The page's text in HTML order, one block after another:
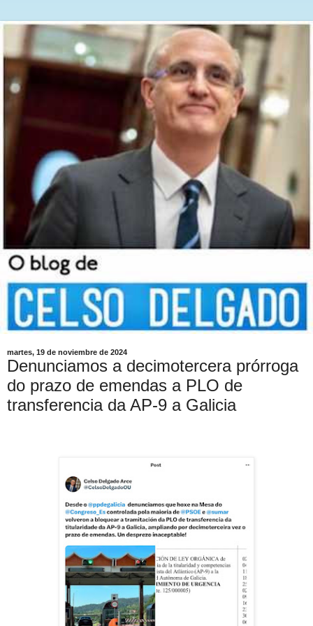
martes, 19 de noviembre de 2024
Denunciamos a decimotercera prórroga
do prazo de emendas a PLO de
transferencia da AP-9 a Galicia